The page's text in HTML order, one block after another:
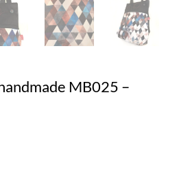
MB025 –